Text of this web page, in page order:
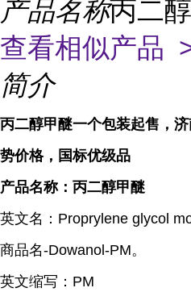
产品名称丙二
查看相似产品
简介
丙二醇甲醚一个包装起售，
势价格，国标优级品
产品名称：丙二醇甲醚
英文名： Proprylene glycol
商品名-Dowanol-PM。
英文缩写： PM